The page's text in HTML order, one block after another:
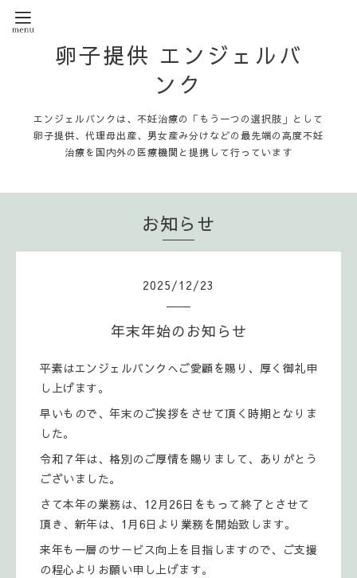
卵子提供 エンジェルバ
ンク
エンジェルバンクは、不妊治療の「もう一つの選択肢」として
卵子提供、代理母出産、男女産み分けなどの最先端の高度不妊
治療を国内外の医療機関と提携して行っています
お知らせ
2025/12/23
年末年始のお知らせ
平素はエンジェルバンクへご愛顧を賜り、厚く御礼申
し上げます。
早いもので、年末のご挨拶をさせて頂く時期となりま
した。
令和７年は、格別のご厚情を賜りまして、ありがとう
ございました。
さて本年の業務は、12月26日をもって終了とさせて
頂き、新年は、1月6日より業務を開始致します。
来年も一層のサービス向上を目指しますので、ご支援
の程心よりお願い申し上げます。